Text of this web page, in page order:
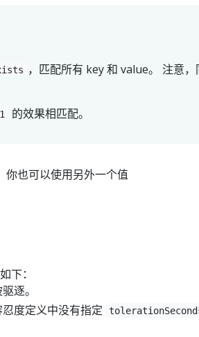
，匹配所有 key 和 value。 注意，
的效果相匹配。
你也可以使用另外一个值
下：
逐。
度定义中没有指定